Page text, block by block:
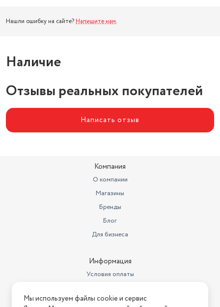
Нашли ошибку на сайте? Напишите нам.
Наличие
Отзывы реальных покупателей
Написать отзыв
Компания
О компании
Магазины
Бренды
Блог
Для бизнеса
Информация
Условия оплаты
Условия возврата
Мы используем файлы cookie и сервис